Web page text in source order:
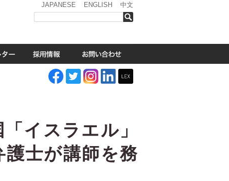
JAPANESE ENGLISH 中文
イスラエル」
護士が講師を務